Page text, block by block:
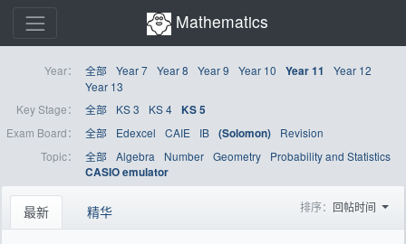
Mathematics
Year： 全部 Year 7 Year 8 Year 9 Year 10 Year 11
Year 12
Year 13
Key Stage：
全部 KS 3 KS 4 KS 5
Exam Board：
全部 Edexcel CAIE IB (Solomon)
Revision
Topic：
全部 Algebra Number Geometry
Probability and Statistics
CASIO emulator
最新 精华 排序： 回帖时间